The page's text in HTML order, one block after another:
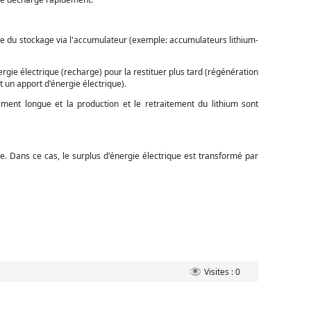
stockage via l'accumulateur (exemple: accumulateurs lithium-
électrique (recharge) pour la restituer plus tard (régénération
un apport d'énergie électrique).
longue et la production et le retraitement du lithium sont
Dans ce cas, le surplus d'énergie électrique est transformé par
Visites : 0